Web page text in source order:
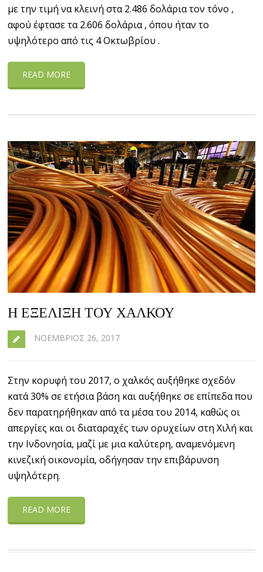
με την τιμή να κλεινή στα 2.486 δολάρια τον τόνο ,
αφού έφτασε τα 2.606 δολάρια , όπου ήταν το
υψηλότερο από τις 4 Οκτωβρίου .
READ MORE
Η ΕΞΈΛΙΞΗ ΤΟΥ ΧΑΛΚΟΎ
ΝΟΈΜΒΡΙΟΣ 26, 2017
Στην κορυφή του 2017, ο χαλκός αυξήθηκε σχεδόν
κατά 30% σε ετήσια βάση και αυξήθηκε σε επίπεδα που
δεν παρατηρήθηκαν από τα μέσα του 2014, καθώς οι
απεργίες και οι διαταραχές των ορυχείων στη Χιλή και
την Ινδονησία, μαζί με μια καλύτερη, αναμενόμενη
κινεζική οικονομία, οδήγησαν την επιβάρυνση
υψηλότερη.
READ MORE